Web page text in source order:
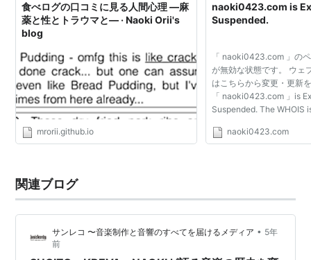
食べログの口コミに見る人間心理 ―麻
薬と性とトラウマと― · Naoki Orii's
blog
mrorii.github.io
naoki0423.com is
Suspended.
「 naoki0423.com 」の
が無効な状態です。 ウェ
はこちらから変更・更新
「 naoki0423.com 」is
Suspended. The WHOIS
naoki0423.com
関連ブログ
サンレコ 〜音楽制作と音響のすべてを届けるメディア • 5年
前